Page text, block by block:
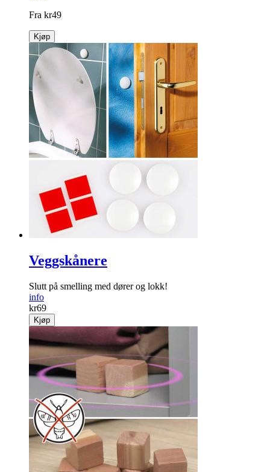
Fra kr49
Kjøp
Veggskånere
Slutt på ­smelling med dører og lokk!
info
kr69
Kjøp